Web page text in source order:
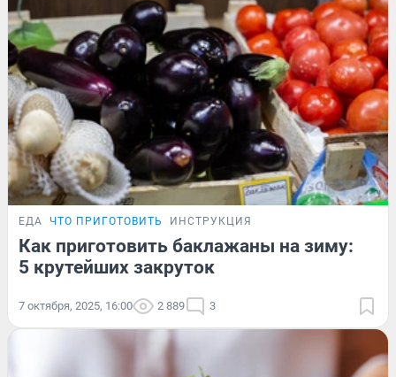
ЕДА ЧТО ПРИГОТОВИТЬ ИНСТРУКЦИЯ
Как приготовить баклажаны на зиму:
5 крутейших закруток
7 октября, 2025, 16:00 2 889 3